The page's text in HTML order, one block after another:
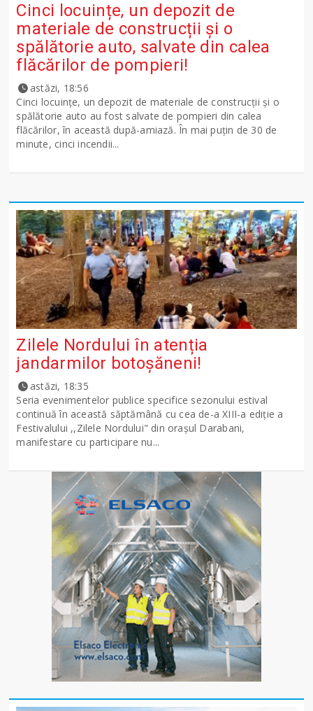
Cinci locuințe, un depozit de
materiale de construcții și o
spălătorie auto, salvate din calea
flăcărilor de pompieri!
astăzi, 18:56
Cinci locuințe, un depozit de materiale de construcții și o
spălătorie auto au fost salvate de pompieri din calea
flăcărilor, în această după-amiază. În mai puțin de 30 de
minute, cinci incendii...
Zilele Nordului în atenția
jandarmilor botoșăneni!
astăzi, 18:35
Seria evenimentelor publice specifice sezonului estival
continuă în această săptămână cu cea de-a XIII-a ediție a
Festivalului ,,Zilele Nordului" din orașul Darabani,
manifestare cu participare nu...